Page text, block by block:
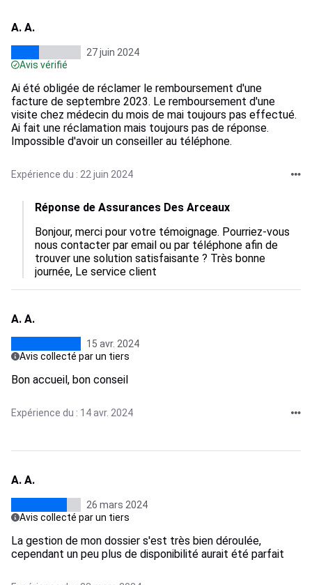
A. A.
27 juin 2024
Avis vérifié
Ai été obligée de réclamer le remboursement d'une
facture de septembre 2023. Le remboursement d'une
visite chez médecin du mois de mai toujours pas effectué.
Ai fait une réclamation mais toujours pas de réponse.
Impossible d'avoir un conseiller au téléphone.
Expérience du : 22 juin 2024
Réponse de Assurances Des Arceaux
Bonjour, merci pour votre témoignage. Pourriez-vous
nous contacter par email ou par téléphone afin de
trouver une solution satisfaisante ? Très bonne
journée, Le service client
A. A.
15 avr. 2024
Avis collecté par un tiers
Bon accueil, bon conseil
Expérience du : 14 avr. 2024
A. A.
26 mars 2024
Avis collecté par un tiers
La gestion de mon dossier s'est très bien déroulée,
cependant un peu plus de disponibilité aurait été parfait